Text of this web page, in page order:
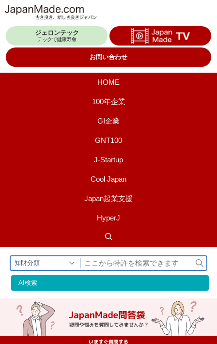
テ
ジェロンテック
テックで健康寿命
お問い合わせ
HOME
100年企業
GI企業
GNT100
J-Startup
Cool Japan
Japan起業支援
HyperJ
知財分類
検
索
AI検索